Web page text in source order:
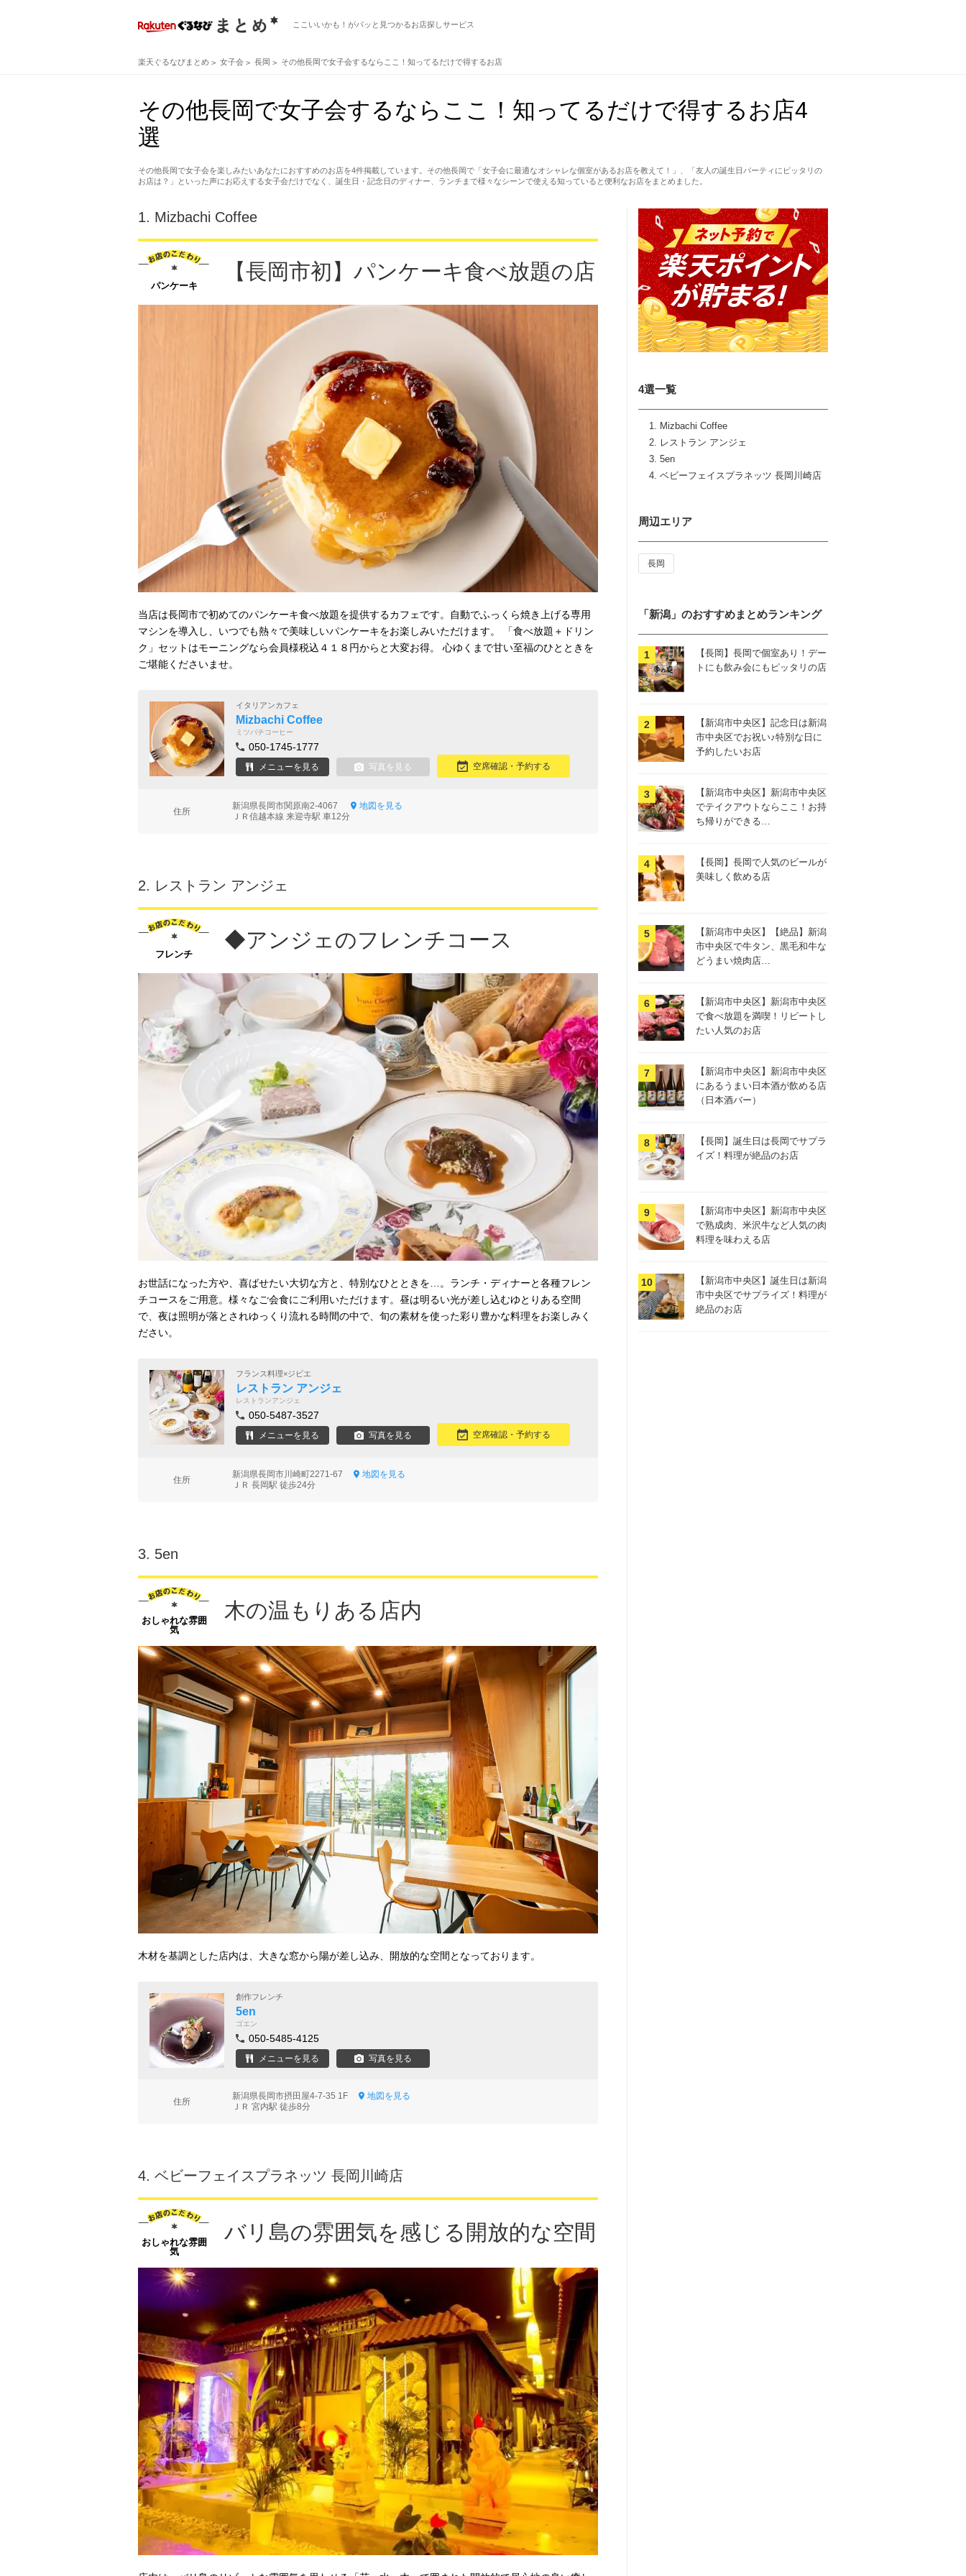
ここいいかも！がパッと見つかるお店探しサービス
楽天ぐるなびまとめ 女子会 長岡 その他長岡で女子会するならここ！知ってるだけで得するお店
その他長岡で女子会するならここ！知ってるだけで得するお店4
選
その他長岡で女子会を楽しみたいあなたにおすすめのお店を4件掲載しています。その他長岡で「女子会に最適なオシャレな個室があるお店を教えて！」、「友人の誕生日パーティにピッタリの
お店は？」といった声にお応えする女子会だけでなく、誕生日・記念日のディナー、ランチまで様々なシーンで使える知っていると便利なお店をまとめました。
4選一覧
Mizbachi Coffee
レストラン アンジェ
5en
ベビーフェイスプラネッツ 長岡川崎店
1. Mizbachi Coffee
パンケーキ
【長岡市初】パンケーキ食べ放題の店
当店は長岡市で初めてのパンケーキ食べ放題を提供するカフェです。自動でふっくら焼き上げる専用
マシンを導入し、いつでも熱々で美味しいパンケーキをお楽しみいただけます。 「食べ放題＋ドリン
ク」セットはモーニングなら会員様税込４１８円からと大変お得。 心ゆくまで甘い至福のひとときを
ご堪能くださいませ。
イタリアンカフェ
Mizbachi Coffee
ミツバチコーヒー
050-1745-1777
メニューを見る 写真を見る 空席確認・予約する
住所
新潟県長岡市関原南2-4067
地図を見る
ＪＲ信越本線 来迎寺駅 車12分
2. レストラン アンジェ
フレンチ
◆アンジェのフレンチコース
お世話になった方や、喜ばせたい大切な方と、特別なひとときを…。ランチ・ディナーと各種フレン
チコースをご用意。様々なご会食にご利用いただけます。昼は明るい光が差し込むゆとりある空間
で、夜は照明が落とされゆっくり流れる時間の中で、旬の素材を使った彩り豊かな料理をお楽しみく
ださい。
フランス料理×ジビエ
レストラン アンジェ
レストランアンジェ
050-5487-3527
メニューを見る 写真を見る 空席確認・予約する
住所
新潟県長岡市川崎町2271-67
地図を見る
ＪＲ 長岡駅 徒歩24分
3. 5en
おしゃれな雰囲
気
木の温もりある店内
木材を基調とした店内は、大きな窓から陽が差し込み、開放的な空間となっております。
創作フレンチ
5en
ゴエン
050-5485-4125
メニューを見る 写真を見る
住所
新潟県長岡市摂田屋4-7-35 1F
地図を見る
ＪＲ 宮内駅 徒歩8分
4. ベビーフェイスプラネッツ 長岡川崎店
おしゃれな雰囲
気
バリ島の雰囲気を感じる開放的な空間
周辺エリア
長岡
「新潟」のおすすめまとめランキング
【長岡】長岡で個室あり！デー
トにも飲み会にもピッタリの店
【新潟市中央区】記念日は新潟
市中央区でお祝い♪特別な日に
予約したいお店
【新潟市中央区】新潟市中央区
でテイクアウトならここ！お持
ち帰りができる…
【長岡】長岡で人気のビールが
美味しく飲める店
【新潟市中央区】【絶品】新潟
市中央区で牛タン、黒毛和牛な
どうまい焼肉店…
【新潟市中央区】新潟市中央区
で食べ放題を満喫！リピートし
たい人気のお店
【新潟市中央区】新潟市中央区
にあるうまい日本酒が飲める店
（日本酒バー）
【長岡】誕生日は長岡でサプラ
イズ！料理が絶品のお店
【新潟市中央区】新潟市中央区
で熟成肉、米沢牛など人気の肉
料理を味わえる店
【新潟市中央区】誕生日は新潟
市中央区でサプライズ！料理が
絶品のお店